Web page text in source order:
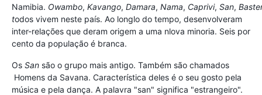
Namibia. Owambo, Kavango, Damara, Nama, Caprivi, San,
todos vivem neste país. Ao longlo do tempo, desenvolveram
inter-relações que deram origem a uma nlova minoria. Seis por
cento da população é branca.
Os San são o grupo mais antigo. Também são chamados
Homens da Savana. Característica deles é o seu gosto pela
música e pela dança. A palavra "san" significa "estrangeiro".